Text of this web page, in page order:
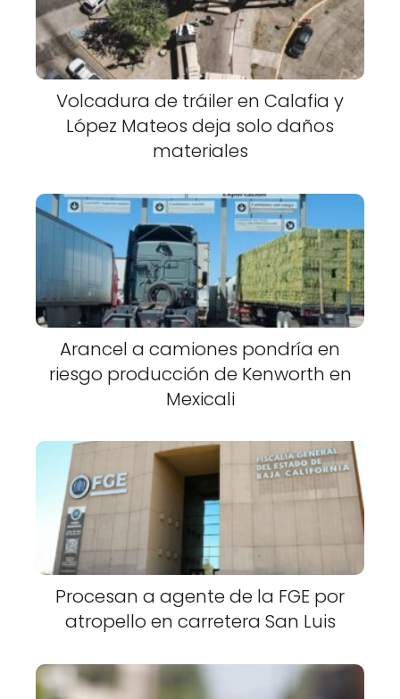
Volcadura de tráiler en Calafia y
López Mateos deja solo daños
materiales
Arancel a camiones pondría en
riesgo producción de Kenworth en
Mexicali
Procesan a agente de la FGE por
atropello en carretera San Luis